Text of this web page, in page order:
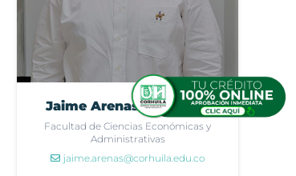
Jaime Arenas Mosquera
Facultad de Ciencias Económicas y
Administrativas
jaime.arenas@corhuila.edu.co